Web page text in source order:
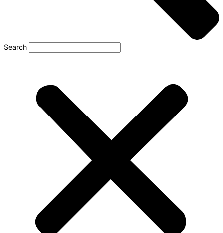
Search